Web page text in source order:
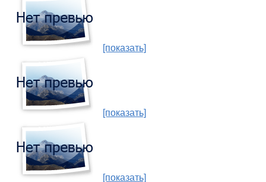
[показать]
[показать]
[показать]